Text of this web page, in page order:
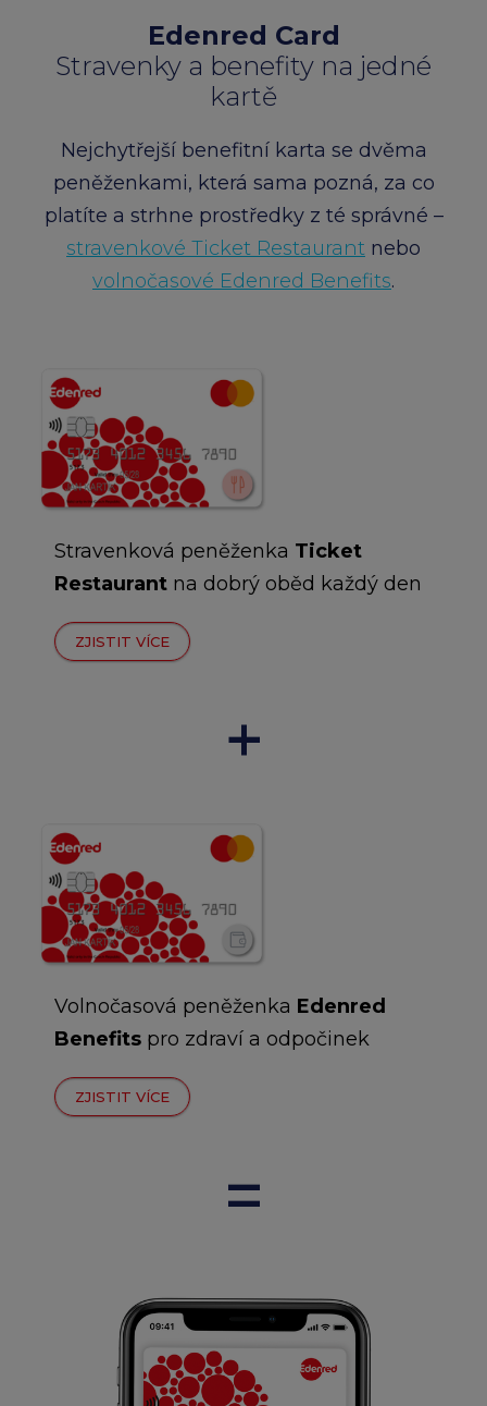
Edenred Card
Stravenky a benefity na jedné
kartě
Nejchytřejší benefitní karta se dvěma
peněženkami, která sama pozná, za co
platíte a strhne prostředky z té správné –
stravenkové Ticket Restaurant nebo
volnočasové Edenred Benefits.
Stravenková peněženka Ticket
Restaurant na dobrý oběd každý den
ZJISTIT VÍCE
+
Volnočasová peněženka Edenred
Benefits pro zdraví a odpočinek
ZJISTIT VÍCE
=